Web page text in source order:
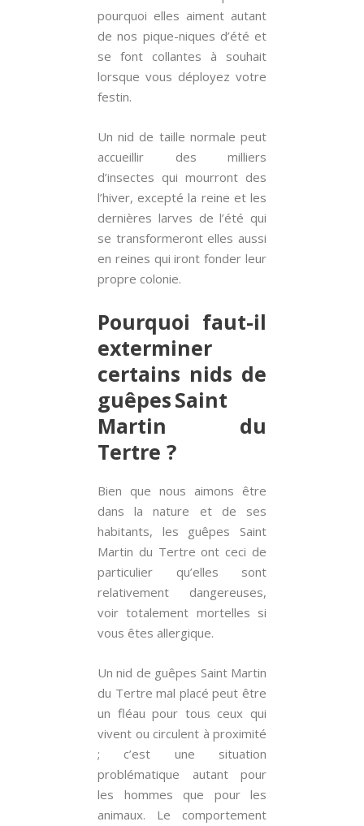
pourquoi elles aiment autant
de nos pique-niques d’été et
se font collantes à souhait
lorsque vous déployez votre
festin.
Un nid de taille normale peut
accueillir des milliers
d’insectes qui mourront des
l’hiver, excepté la reine et les
dernières larves de l’été qui
se transformeront elles aussi
en reines qui iront fonder leur
propre colonie.
Pourquoi faut-il
exterminer
certains nids de
guêpes Saint
Martin du
Tertre ?
Bien que nous aimons être
dans la nature et de ses
habitants, les guêpes Saint
Martin du Tertre ont ceci de
particulier qu’elles sont
relativement dangereuses,
voir totalement mortelles si
vous êtes allergique.
Un nid de guêpes Saint Martin
du Tertre mal placé peut être
un fléau pour tous ceux qui
vivent ou circulent à proximité
; c’est une situation
problématique autant pour
les hommes que pour les
animaux. Le comportement